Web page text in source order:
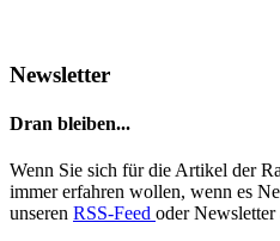
Newsletter
Dran bleiben...
Wenn Sie sich für die Artikel der
immer erfahren wollen, wenn es
unseren RSS-Feed oder Newsletter